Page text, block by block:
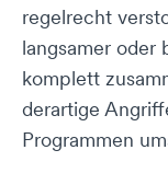
regelrecht
langsamer oder
komplett
derartige
Programmen